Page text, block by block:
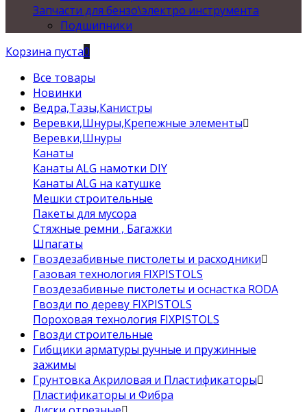
Запчасти для бензо\электро инструмента
Подшипники
Корзина пуста0
Все товары
Новинки
Ведра,Тазы,Канистры
Веревки,Шнуры,Крепежные элементы
Веревки,Шнуры
Канаты
Канаты ALG намотки DIY
Канаты ALG на катушке
Мешки строительные
Пакеты для мусора
Стяжные ремни , Багажки
Шпагаты
Гвоздезабивные пистолеты и расходники
Газовая технология FIXPISTOLS
Гвоздезабивные пистолеты и оснастка RODA
Гвозди по дереву FIXPISTOLS
Пороховая технология FIXPISTOLS
Гвозди строительные
Гибщики арматуры ручные и пружинные
зажимы
Грунтовка Акриловая и Пластификаторы
Пластификаторы и Фибра